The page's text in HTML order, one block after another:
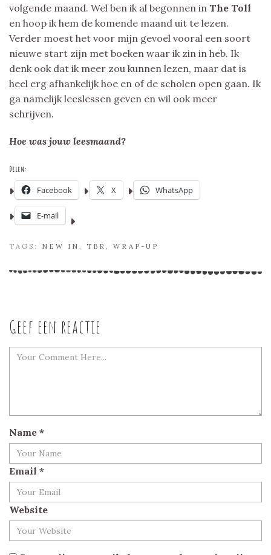
volgende maand. Wel ben ik al begonnen in The Toll
en hoop ik hem de komende maand uit te lezen.
Verder moest het voor mijn gevoel vooral een soort
nieuwe start zijn met boeken waar ik zin in heb. Ik
denk ook dat ik meer zou kunnen lezen, maar dat is
heel erg afhankelijk hoe en of de scholen open gaan. Ik
ga namelijk leeslessen geven en wil ook meer
schrijven.
Hoe was jouw leesmaand?
Delen:
Facebook X WhatsApp
E-mail
TAGS: NEW IN , TBR , WRAP-UP
Geef een reactie
Name *
Email *
Website